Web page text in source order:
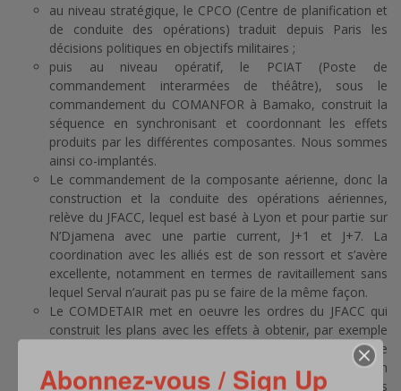
au niveau stratégique, le CPCO (Centre de planification et
de conduite des opérations) traduit depuis Paris les
décisions politiques en objectifs militaires ;
puis au niveau opératif, le PCIAT (Poste de
commandement interarmées de théâtre), sous le
commandement du COMANFOR à Bamako, construit la
séquence en synchronisant et coordonnant les effets
produits par les différentes composantes. Nous sommes
ainsi co-implantés.
Le commandement de la composante aérienne, donc la
construction et la conduite des opérations aériennes,
relève du JFACC, lequel est basé à Lyon et pour partie sur
N’Djamena avec une partie current, J+1 et J+7. La
coordination avec les alliés est de son ressort et s’avère
excellente, notamment en termes de ravitaillement sans
lequel Serval n’aurait pas pu se faire de la même façon.
Le COMDETAIR met en oeuvre les ordres du JFACC qui
construit les plans avec les effets à obtenir, par exemple
avoir les moyens d’appui pour une opération terrestre
menée par la Brigade : que veut-on pouvoir faire en
termes d’effecteurs (chasse, ISR), puis quels sont les
Abonnez-vous / Sign Up